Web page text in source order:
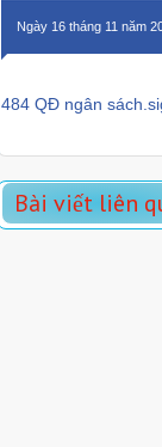
Ngày 16 tháng 11 năm
484 QĐ ngân
Bài viết liên